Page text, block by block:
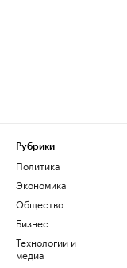
Рубрики
Политика
Экономика
Общество
Бизнес
Технологии и
медиа